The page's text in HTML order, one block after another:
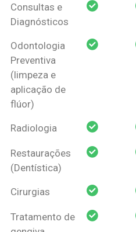
Pessoa Física
Consultas e
Diagnósticos
Odontologia
Preventiva
(limpeza e
aplicação de
flúor)
Radiologia
Restaurações
(Dentística)
Cirurgias
Tratamento de